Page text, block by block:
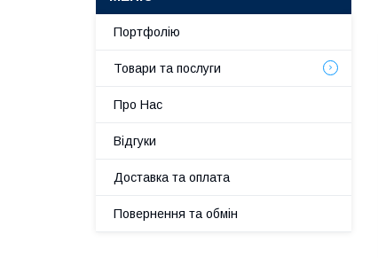
Портфолію
Товари та послуги
Про Нас
Відгуки
Доставка та оплата
Повернення та обмін